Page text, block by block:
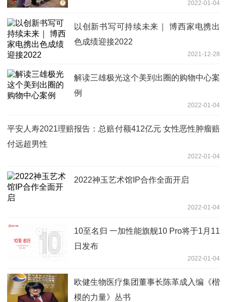
2022-01-04
以创新书写可持续未来｜ 博西家电携出
色成绩迎接2022
2021-12-28
解读三雄极光这个美到出圈的购物中心案
例
2022-01-04
平安人寿2021理赔报告：总赔付额412亿元 女性恶性肿瘤赔
付远超男性
2022-01-04
2022神玉艺术馆IP合作全面开启
2022-01-04
10至名归 一加性能旗舰10 Pro将于1月11
日发布
2022-01-04
欧健生物医疗集团董事长陈革成入编《楷
模的力量》丛书